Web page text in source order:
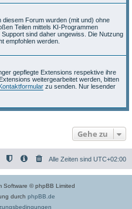
diesem Forum wurden (mit und) ohne
Teilen mittels KI-Programmen
sind daher ungewiss. Die Nutzung
empfohlen werden.
gepflegte Extensions respektive ihre
weitergearbeitet werden, bitten
zu senden. Nur lesender
Gehe zu
Alle Zeiten sind UTC+02:00
Software © phpBB Limited
durch phpBB.de